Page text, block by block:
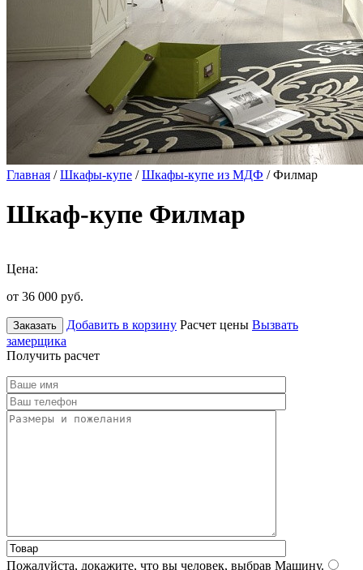
Главная /Шкафы-купе /Шкафы-купе из МДФ / Филмар
Шкаф-купе Филмар
Цена:
от 36 000 руб.
Заказать Добавить в корзину Расчет цены Вызвать
замерщика
Получить расчет
Пожалуйста, докажите, что вы человек, выбрав Машину.